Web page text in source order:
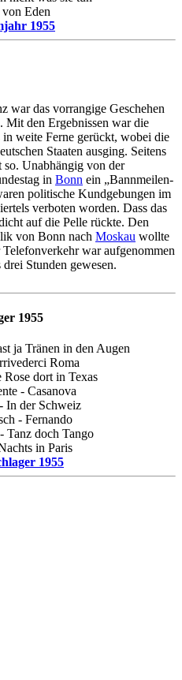
von Eden
1955
war das vorrangige Geschehen
Mit den Ergebnissen war die
weite Ferne gerückt, wobei die
Staaten ausging. Seitens
Unabhängig von der
in Bonn ein „Bannmeilen-
politische Kundgebungen im
verboten worden. Dass das
auf die Pelle rückte. Den
von Bonn nach Moskau wollte
war aufgenommen
Stunden gewesen.
1955
ja Tränen in den Augen
Roma
dort in Texas
- Casanova
In der Schweiz
- Fernando
Tanz doch Tango
in Paris
1955